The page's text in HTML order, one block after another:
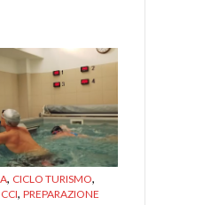
, CICLO TURISMO,
, PREPARAZIONE